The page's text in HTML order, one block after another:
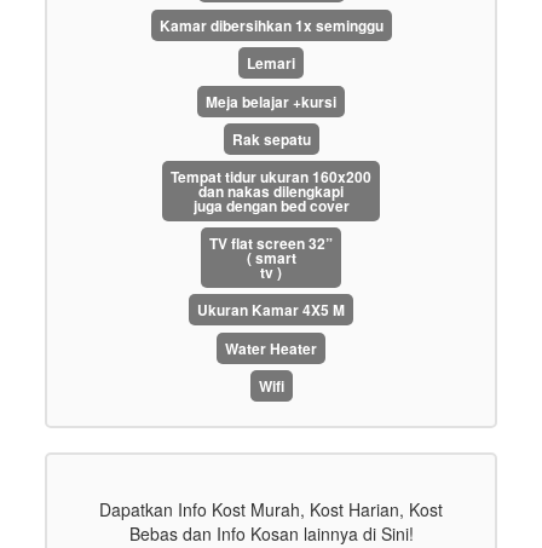
Kamar dibersihkan 1x seminggu
Lemari
Meja belajar +kursi
Rak sepatu
Tempat tidur ukuran 160x200
dan nakas dilengkapi
juga dengan bed cover
TV flat screen 32”
( smart
tv )
Ukuran Kamar 4X5 M
Water Heater
Wifi
Dapatkan Info Kost Murah, Kost Harian, Kost
Bebas dan Info Kosan lainnya di Sini!